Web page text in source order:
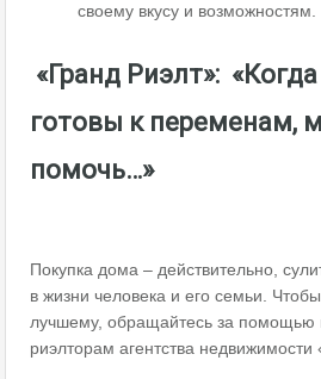
своему вкусу и возможностям.
«Гранд Риэлт»:
готовы к переменам,
помочь…»
Покупка дома – действительно,
в жизни человека и его семьи.
лучшему, обращайтесь за помощью
риэлторам агентства недвижимости